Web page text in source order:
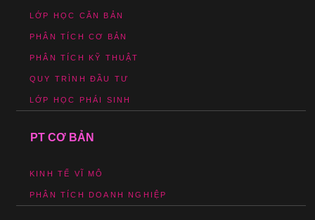
LỚP HỌC CĂN BẢN
PHÂN TÍCH CƠ BẢN
PHÂN TÍCH KỸ THUẬT
QUY TRÌNH ĐẦU TƯ
LỚP HỌC PHÁI SINH
PT CƠ BẢN
KINH TẾ VĨ MÔ
PHÂN TÍCH DOANH NGHIỆP